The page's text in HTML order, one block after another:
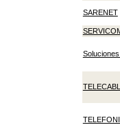
SARENET